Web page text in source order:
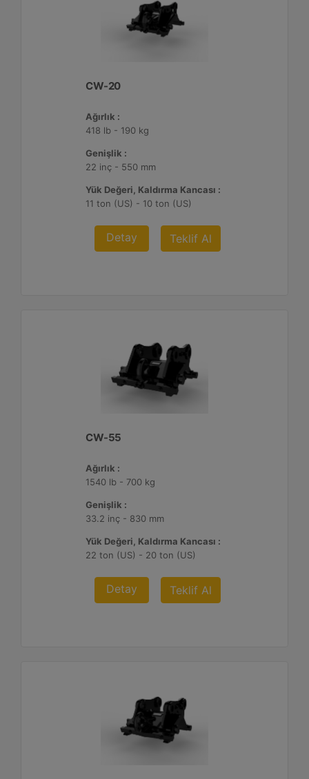
CW-20
Ağırlık :
418 lb - 190 kg
Genişlik :
22 inç - 550 mm
Yük Değeri, Kaldırma Kancası :
11 ton (US) - 10 ton (US)
Detay Teklif Al
CW-55
Ağırlık :
1540 lb - 700 kg
Genişlik :
33.2 inç - 830 mm
Yük Değeri, Kaldırma Kancası :
22 ton (US) - 20 ton (US)
Detay Teklif Al